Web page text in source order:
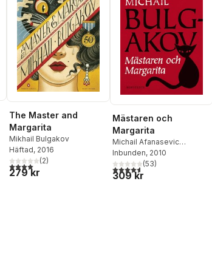
The Master and
Margarita
Mikhail Bulgakov
Häftad, 2016
4,0utav 5 stjärnor. Totalt antal röster:
(2)
279 kr
Mästaren och
Margarita
Michail Afanasevic
Bulgakov
Inbunden, 2010
4,6utav 5 stjärnor. Totalt
(53)
309 kr